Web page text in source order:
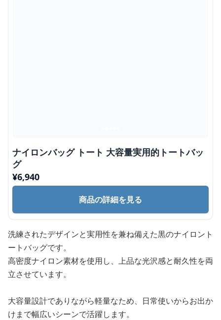
ナイロンバッグ トート 大容量実用的トートバッ
グ
¥6,940
商品の詳細を見る
洗練されたデザインと実用性を兼ね備えた黒のナイロント
ートバッグです。
高密度ナイロン素材を使用し、上品な光沢感と耐久性を両
立させています。
大容量設計でありながら軽量なため、日常使いからお出か
けまで幅広いシーンで活躍します。